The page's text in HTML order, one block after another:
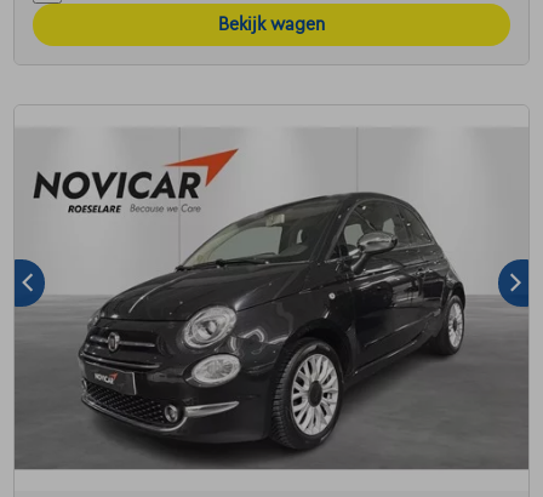
Bekijk wagen